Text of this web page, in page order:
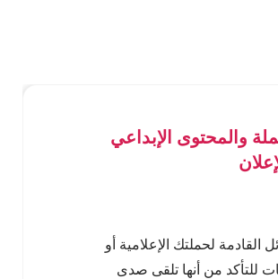
مجتمعات العلامات التجارية
ما هي فجوات السوق الموجودة لمنظمتك
غير الحكومية؟ يمكن للخبراء وصناع القرار